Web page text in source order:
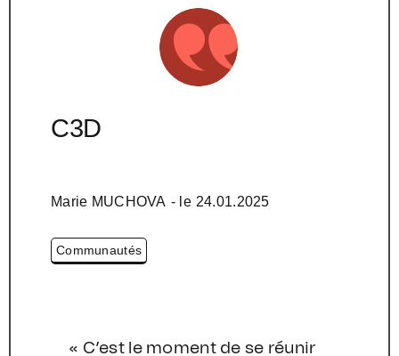
C3D
Marie MUCHOVA - le 24.01.2025
Communautés
« C’est le moment de se réunir